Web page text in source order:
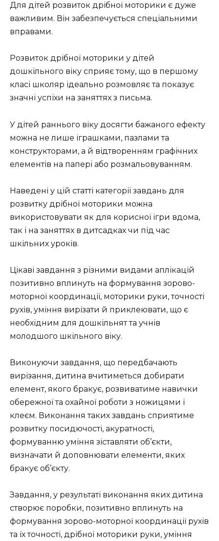
Для дітей розвиток дрібної моторики є дуже
важливим. Він забезпечується спеціальними
вправами.
Розвиток дрібної моторики у дітей
дошкільного віку сприяє тому, що в першому
класі школяр ідеально розмовляє та показує
значні успіхи на заняттях з письма.
У дітей раннього віку досягти бажаного ефекту
можна не лише іграшками, пазлами та
конструкторами, а й відтворенням графічних
елементів на папері або розмальовуванням.
Наведені у цій статті категорії завдань для
розвитку дрібної моторики можна
використовувати як для корисної ігри вдома,
так і на заняттях в дитсадках чи під час
шкільних уроків.
Цікаві завдання з різними видами аплікацій
позитивно вплинуть на формування зорово-
моторної координації, моторики руки, точності
рухів, уміння вирізати й приклеювати, що є
необхідним для дошкільнят та учнів
молодшого шкільного віку.
Виконуючи завдання, що передбачають
вирізання, дитина вчитиметься добирати
елемент, якого бракує, розвиватиме навички
обережної та охайної роботи з ножицями і
клеєм. Виконання таких завдань сприятиме
розвитку посидючості, акуратності,
формуванню уміння зіставляти об’єкти,
визначати й доповнювати елементи, яких
бракує об’єкту.
Завдання, у результаті виконання яких дитина
створює поробки, позитивно вплинуть на
формування зорово-моторної координації рухів
та їх точності, дрібної моторики руки, уміння